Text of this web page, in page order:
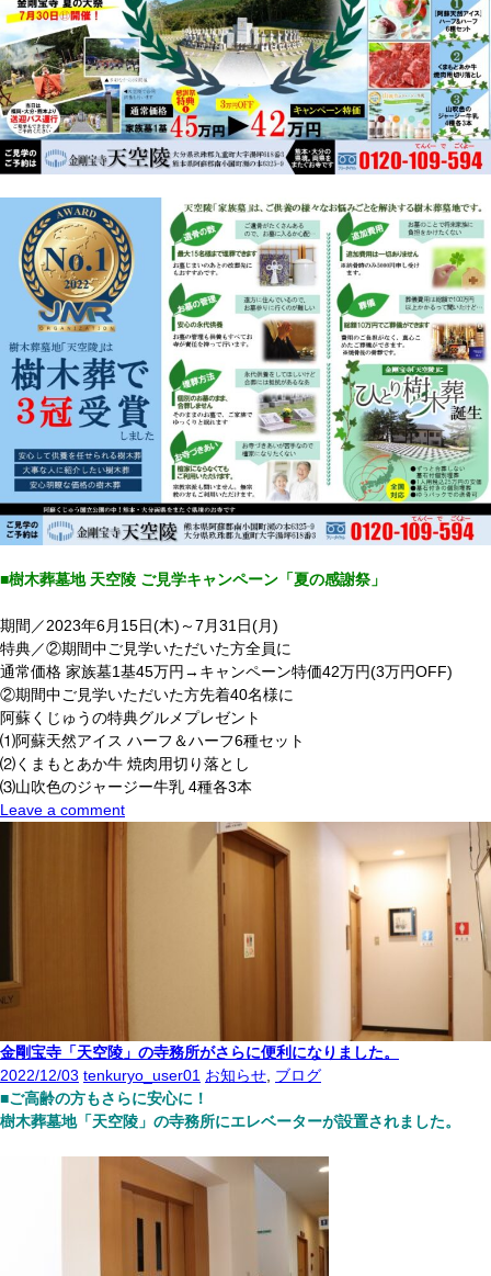
■樹木葬墓地 天空陵 ご見学キャンペーン「夏の感謝祭」
期間／2023年6月15日(木)～7月31日(月)
特典／②期間中ご見学いただいた方全員に
通常価格 家族墓1基45万円→キャンペーン特価42万円(3万円OFF)
②期間中ご見学いただいた方先着40名様に
阿蘇くじゅうの特典グルメプレゼント
⑴阿蘇天然アイス ハーフ＆ハーフ6種セット
⑵くまもとあか牛 焼肉用切り落とし
⑶山吹色のジャージー牛乳 4種各3本
Leave a comment
金剛宝寺「天空陵」の寺務所がさらに便利になりました。
2022/12/03 tenkuryo_user01 お知らせ ブログ
■ご高齢の方もさらに安心に！
樹木葬墓地「天空陵」の寺務所にエレベーターが設置されました。